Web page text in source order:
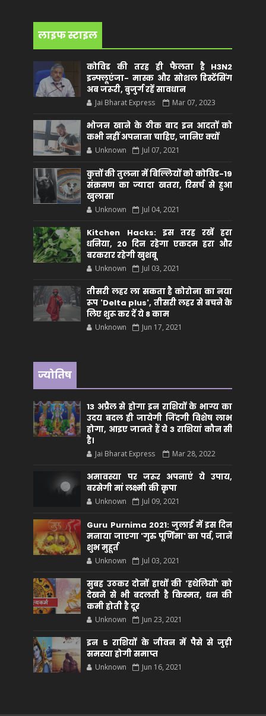
लाइफ स्टाइल
कोविड की तरह ही फैलता है H3N2
इन्फ्लूएंजा- मास्क और सोशल डिस्टेंसिंग
अब जरूरी, बुजुर्ग रहें सावधान
Jai Bharat Express Mar 07, 2023
भोजन खाने के ठीक बाद इन आदतों को
कभी नहीं अपनाना चाहिए, जानिए क्यों
Unknown Jul 07, 2021
कुत्तों की तुलना में बिल्लियों को कोविड-19
संक्रमण का ज्यादा खतरा, रिसर्च से हुआ
खुलासा
Unknown Jul 04, 2021
Kitchen Hacks: इस तरह रखें हरा
धनिया, 20 दिन रहेगा एकदम हरा और
बरकरार रहेगी खुशबू
Unknown Jul 03, 2021
तीसरी लहर ला सकता है कोरोना का नया
रूप 'Delta plus', तीसरी लहर से बचने के
लिए शुरू कर दें ये 8 काम
Unknown Jun 17, 2021
ज्योतिष
13 अप्रैल से होगा इन राशियों के भाग्य का
उदय बदल ही जायेगी जिंदगी विशेष लाभ
होगा, आइए जानते हैं ये 3 राशियां कौन सीं
है।
Jai Bharat Express Mar 28, 2022
अमावस्या पर जरूर अपनाएं ये उपाय,
बरसेगी मां लक्ष्मी की कृपा
Unknown Jul 09, 2021
Guru Purnima 2021: जुलाई में इस दिन
मनाया जाएगा 'गुरु पूर्णिमा' का पर्व, जानें
शुभ मुहूर्त
Unknown Jul 03, 2021
सुबह उठकर दोनों हाथों की 'हथेलियों' को
देखने से भी बदलती है किस्मत, धन की
कमी होती है दूर
Unknown Jun 23, 2021
इन 5 राशियों के जीवन में पैसे से जुड़ी
समस्या होगी समाप्त
Unknown Jun 16, 2021